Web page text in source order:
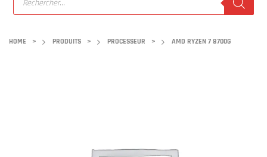
HOME > PRODUITS > PROCESSEUR > AMD RYZEN 7 8700G